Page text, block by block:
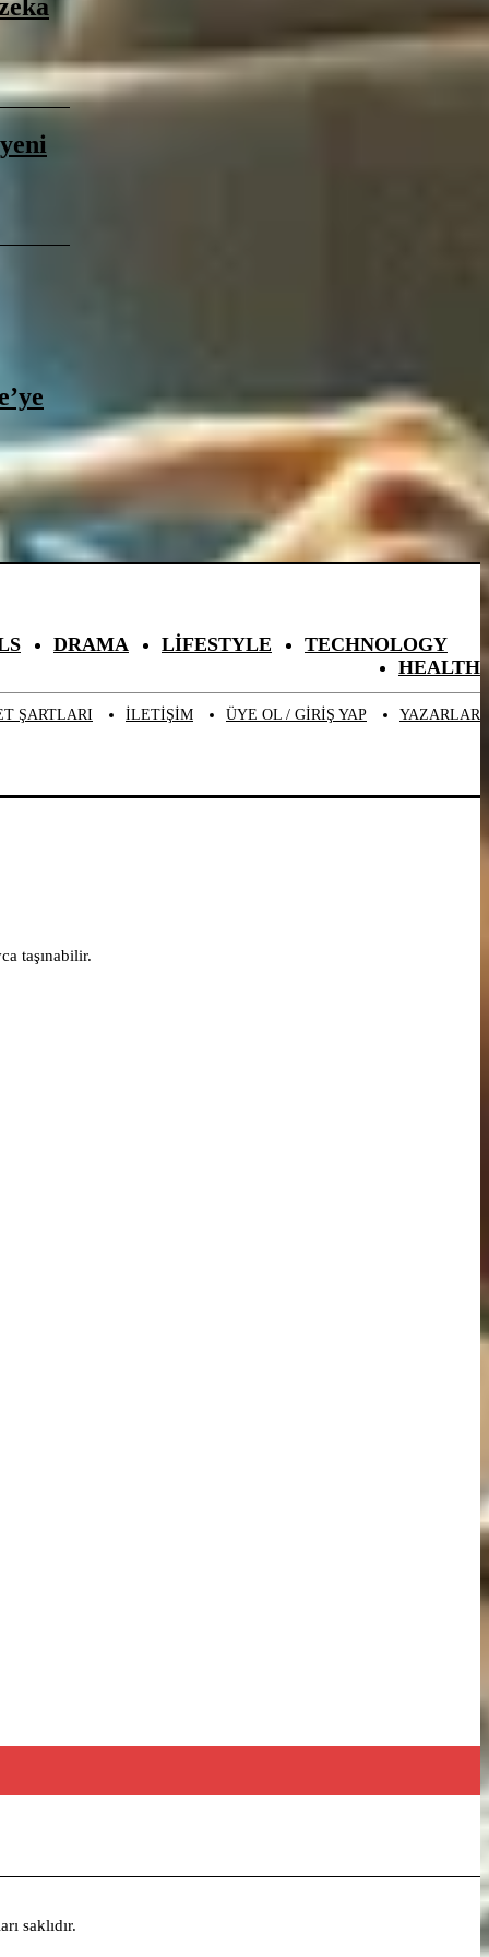
DRAMA LIFESTYLE
TECHNOLOGY
HEALTH
ŞARTLARI ILETIŞIM ÜYE OL / GIRIŞ YAP YAZARLAR
taşınabilir.
saklıdır.